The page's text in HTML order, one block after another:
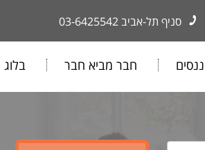
סניף תל-אביב03-6425542
חבר מביא חבר בלוג